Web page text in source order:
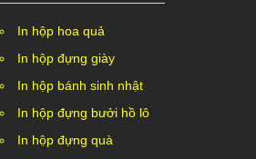
In hộp hoa quả
In hộp đựng giày
In hộp bánh sinh nhật
In hộp đựng bưởi hồ lô
In hộp đựng quà